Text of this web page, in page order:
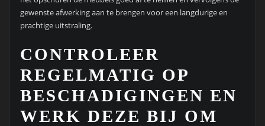
gewenste afwerking aan te brengen voor een langdurige en
prachtige uitstraling.
CONTROLEER
REGELMATIG OP
BESCHADIGINGEN EN
WERK DEZE BIJ OM